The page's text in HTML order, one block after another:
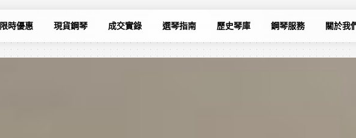
限時優惠 現貨鋼琴 成交實錄 選琴指南 歷史琴庫 鋼琴服務 關於我